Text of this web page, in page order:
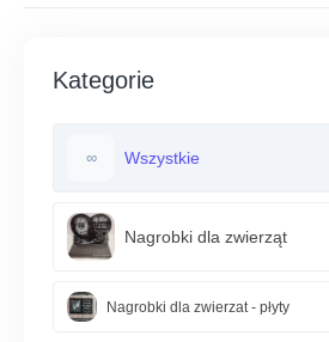
Kategorie
∞ Wszystkie
Nagrobki dla zwierząt
Nagrobki dla zwierzat - płyty